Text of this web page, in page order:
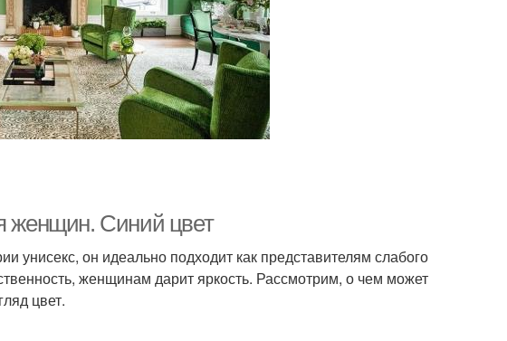
женщин. Синий цвет
унисекс, он идеально подходит как представителям слабого
женщинам дарит яркость. Рассмотрим, о чем может
цвет.